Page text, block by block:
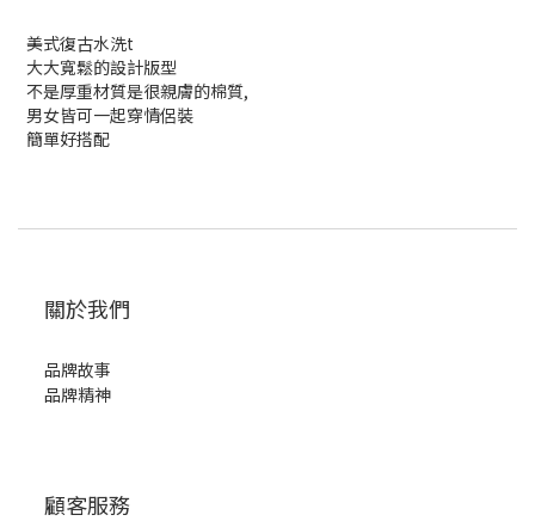
美式復古水洗t
大大寬鬆的設計版型
不是厚重材質是很親膚的棉質,
男女皆可一起穿情侶裝
簡單好搭配
關於我們
品牌故事
品牌精神
顧客服務